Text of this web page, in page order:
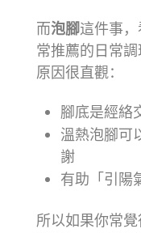
而泡腳這件事
常推薦的日常調
原因很直觀：
腳底是經絡
溫熱泡腳可
謝
有助「引陽
所以如果你常